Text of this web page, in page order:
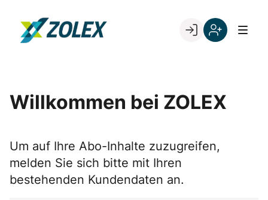
content
Go to landing page.
mit
Ihrer
Willkommen bei ZOLEX
Um auf Ihre Abo-Inhalte zuzugreifen,
melden Sie sich bitte mit Ihren
bestehenden Kundendaten an.